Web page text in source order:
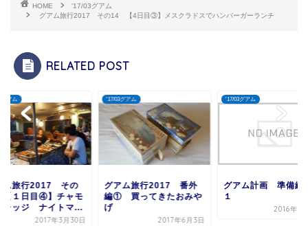
HOME
'17/03グアム
グアム旅行2017 その14 【4日目③】メスクラドスでハンバーガーランチ
RELATED POST
グアム
ム旅行2017 その
１日目④】チャモ
レッジ ナイトマ...
2017年3月30日
'17/03グアム
グアム旅行2017 番外
編① 買ってきたおみや
げ
2017年6月3日
'17/03グアム
グアム計画 準備編
１
2016年3